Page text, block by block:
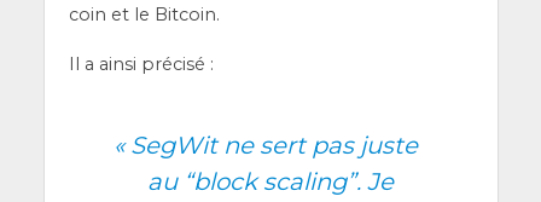
coin et le Bitcoin.
Il a ain­si précisé :
«Seg­Wit ne sert pas juste
au “block sca­ling”. Je